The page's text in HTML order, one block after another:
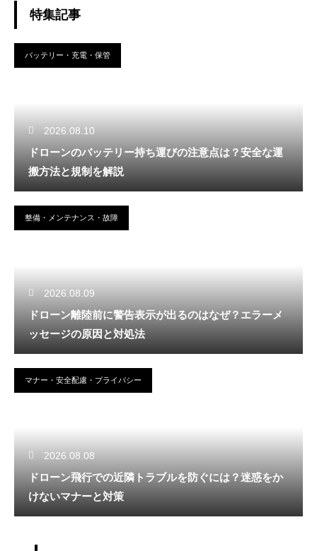
特集記事
バッテリー・充電・保管
2026.08.10
ドローンのバッテリー持ち運びの注意点は？安全な運
搬方法と規制を解説
整備・メンテナンス・故障
2026.08.09
ドローン離陸前に警告表示が出るのはなぜ？エラーメ
ッセージの原因と対処法
マナー・安全配慮・プライバシー
2026.08.08
ドローン飛行での近隣トラブルを防ぐには？迷惑をか
けないマナーと対策